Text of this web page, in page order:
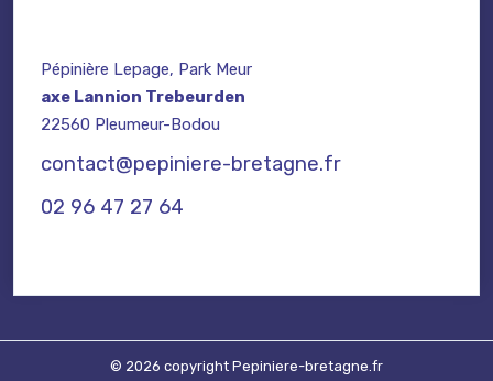
Pépinière Lepage, Park Meur
axe Lannion Trebeurden
22560 Pleumeur-Bodou
contact@pepiniere-bretagne.fr
02 96 47 27 64
© 2026 copyright Pepiniere-bretagne.fr